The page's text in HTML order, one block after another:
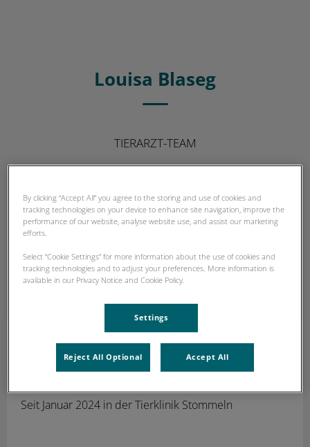
Louisa Blaseg
TIERARZT-TEAM
Louisa BlasegTierärztin
Seit Januar 2024 in der Tierklinik Stommeln
By clicking “Accept All” you agree to the storing and use of cookies and
tracking technologies on your device to enhance site navigation, improve the
performance of our website, analyse website use, and assist our marketing
efforts.
Select “Cookie Settings” for more information about the use of cookies and
tracking technologies and to adjust your preferences. More information is
available in our Privacy Notice and Cookie Policy.
Settings
Reject All Optional Accept All